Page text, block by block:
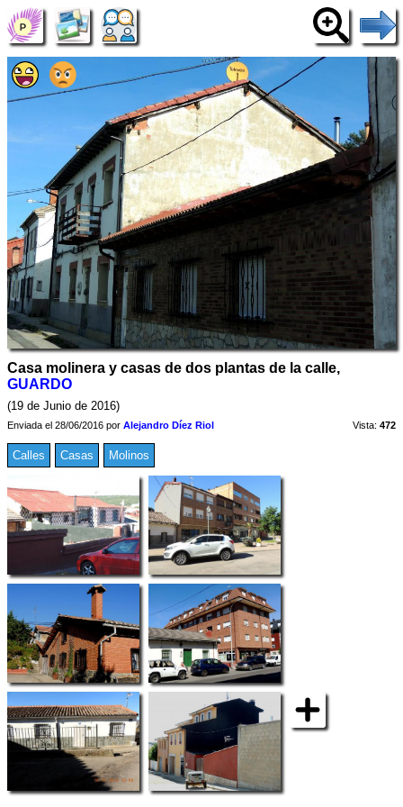
Casa molinera y casas de dos plantas de la calle,
GUARDO
(19 de Junio de 2016)
Enviada el 28/06/2016 por Alejandro Díez Riol Vista: 472
Calles Casas Molinos